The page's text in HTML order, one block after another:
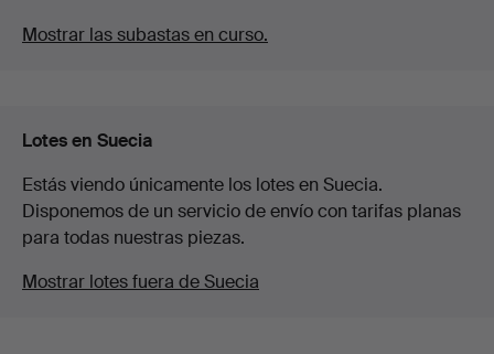
Mostrar las subastas en curso.
Lotes en Suecia
Estás viendo únicamente los lotes en Suecia.
Disponemos de un servicio de envío con tarifas planas
para todas nuestras piezas.
Mostrar lotes fuera de Suecia